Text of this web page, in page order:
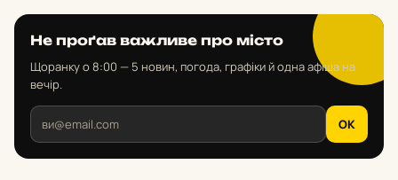
Не проґав важливе про місто
Щоранку о 8:00 — 5 новин, погода, графіки й одна афіша на
вечір.
OK